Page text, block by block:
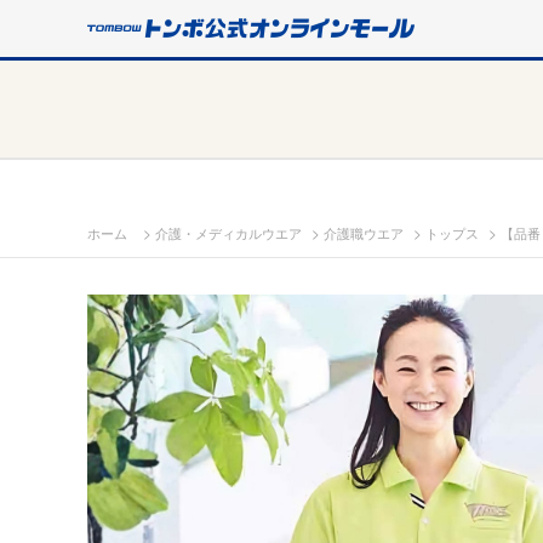
ホーム > 介護・メディカルウエア > 介護職ウエア > トップス > 【品